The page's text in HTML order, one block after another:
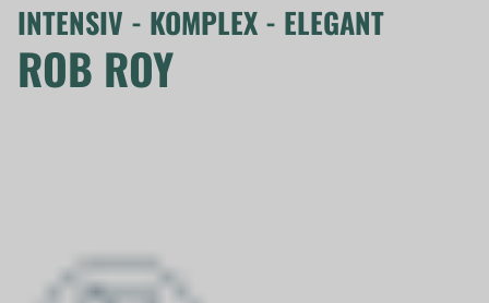
INTENSIV - KOMPLEX - ELEGANT
ROB ROY